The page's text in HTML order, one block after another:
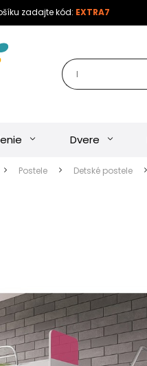
zadajte kód: EXTRA7
Dvere
Postele Detské postele